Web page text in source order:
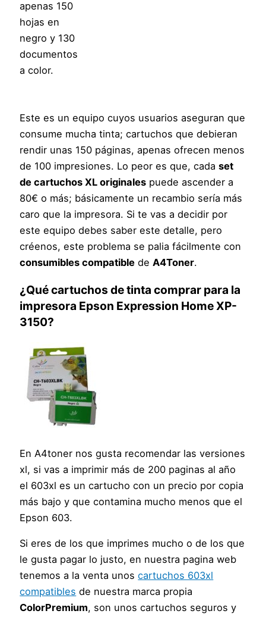
apenas 150
hojas en
negro y 130
documentos
a color.
Este es un equipo cuyos usuarios aseguran que
consume mucha tinta; cartuchos que debieran
rendir unas 150 páginas, apenas ofrecen menos
de 100 impresiones. Lo peor es que, cadaset
de cartuchos XL originales puede ascender a
80€ o más; básicamente un recambio sería más
caro que la impresora. Si te vas a decidir por
este equipo debes saber este detalle, pero
créenos, este problema se palia fácilmente con
consumibles compatible deA4Toner.
¿Qué cartuchos de tinta comprar para la
impresora Epson Expression Home XP-
3150?
En A4toner nos gusta recomendar las versiones
xl, si vas a imprimir más de 200 paginas al año
el 603xl es un cartucho con un precio por copia
más bajo y que contamina mucho menos que el
Epson 603.
Si eres de los que imprimes mucho o de los que
le gusta pagar lo justo, en nuestra pagina web
tenemos a la venta unoscartuchos 603xl
compatibles de nuestra marca propia
ColorPremium, son unos cartuchos seguros y